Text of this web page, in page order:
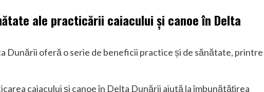
ale practicării caiacului și canoe în Delta
Dunării oferă o serie de beneficii practice și de sănătate, printre
caiacului și canoe în Delta Dunării ajută la îmbunătățirea